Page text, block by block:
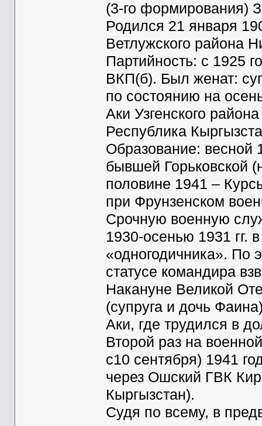
(3-го формирования)
Родился 21 января
Ветлужского района
Партийность: с 1925
ВКП(б). Был женат:
по состоянию на
Аки Узгенского
Республика
Образование: весной
бывшей Горьковской
половине 1941 –
при Фрунзенском
Срочную военную
1930-осенью 1931 гг.
«одногодичника». По
статусе командира
Накануне Великой
(супруга и дочь
Аки, где трудился в
Второй раз на
с10 сентября) 1941
через Ошский ГВК
Кыргызстан).
Судя по всему, в